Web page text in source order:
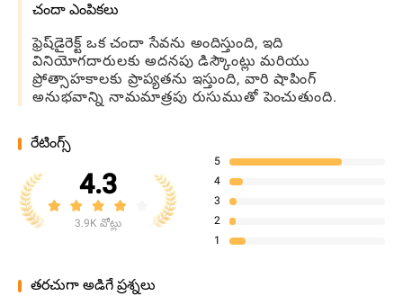
చందా ఎంపికలు
ఫ్రెష్‌డైరెక్ట్ ఒక చందా సేవను అందిస్తుంది, ఇది
వినియోగదారులకు అదనపు డిస్కౌంట్లు మరియు
ప్రోత్సాహకాలకు ప్రాప్యతను ఇస్తుంది, వారి షాపింగ్
అనుభవాన్ని నామమాత్రపు రుసుముతో పెంచుతుంది.
రేటింగ్స్
4.3
3.9K వోట్లు
5
4
3
2
1
తరచుగా అడిగే ప్రశ్నలు